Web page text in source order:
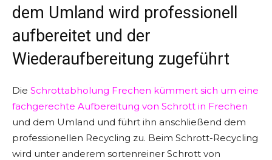
dem Umland wird professionell
aufbereitet und der
Wiederaufbereitung zugeführt
Die Schrottabholung Frechen kümmert sich um eine
fachgerechte Aufbereitung von Schrott in Frechen
und dem Umland und führt ihn anschließend dem
professionellen Recycling zu. Beim Schrott-Recycling
wird unter anderem sortenreiner Schrott von